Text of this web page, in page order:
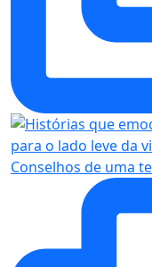
Conselhos de uma